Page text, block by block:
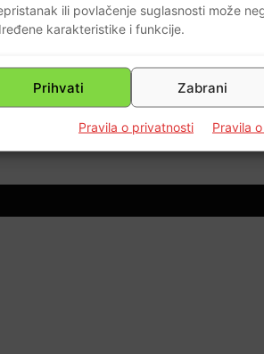
ili povlačenje suglasnosti može
karakteristike i funkcije.
Prihvati Zabrani
Pravila o privatnosti Pravila